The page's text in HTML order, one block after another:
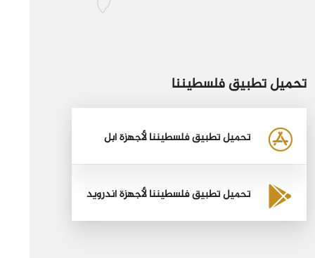
تحميل تطبيق فلسطيننا
تحميل تطبيق فلسطيننا لأجهزة أبل
تحميل تطبيق فلسطيننا لأجهزة أندرويد